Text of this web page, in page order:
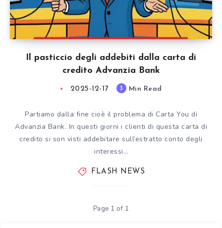
Il pasticcio degli addebiti dalla carta di
credito Advanzia Bank
2025-12-17 3 Min Read
Partiamo dalla fine cioè il problema di Carta You di
Advanzia Bank. In questi giorni i clienti di questa carta di
credito si son visti addebitare sull’estratto conto degli
interessi…
FLASH NEWS
Page 1 of 1